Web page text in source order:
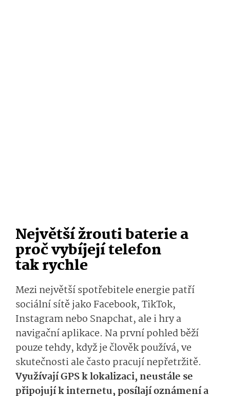
Největší žrouti baterie a
proč vybíjejí telefon
tak rychle
Mezi největší spotřebitele energie patří
sociální sítě jako Facebook, TikTok,
Instagram nebo Snapchat, ale i hry a
navigační aplikace. Na první pohled běží
pouze tehdy, když je člověk používá, ve
skutečnosti ale často pracují nepřetržitě.
Využívají GPS k lokalizaci, neustále se
připojují k internetu, posílají oznámení a